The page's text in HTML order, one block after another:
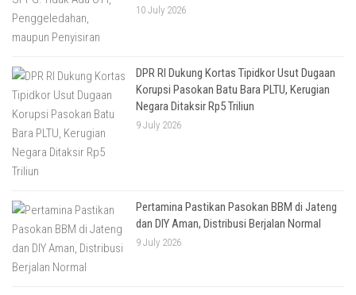
10 July 2026
DPR RI Dukung Kortas Tipidkor Usut Dugaan
Korupsi Pasokan Batu Bara PLTU, Kerugian
Negara Ditaksir Rp5 Triliun
9 July 2026
Pertamina Pastikan Pasokan BBM di Jateng
dan DIY Aman, Distribusi Berjalan Normal
9 July 2026